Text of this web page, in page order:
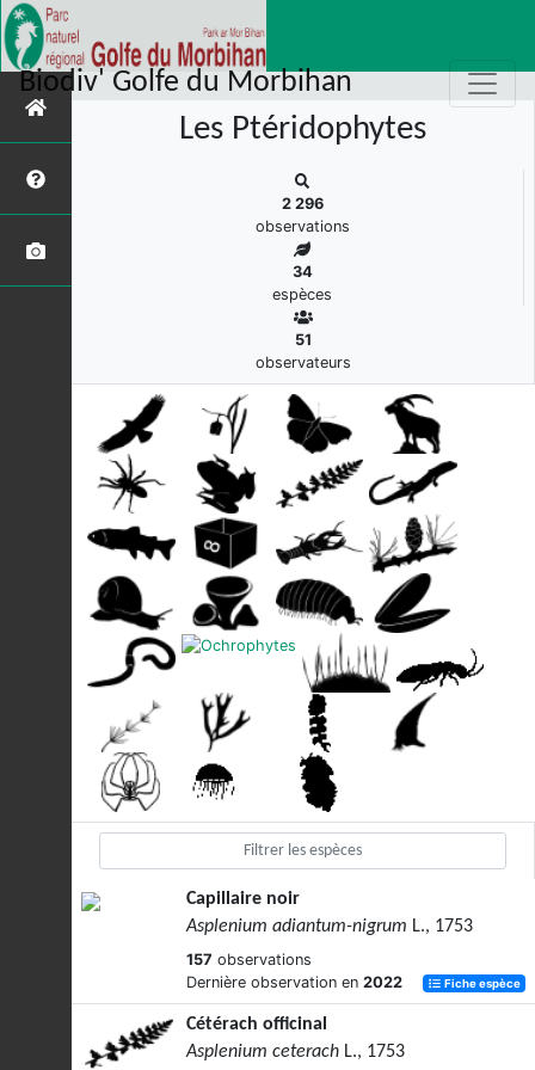
s
Biodiv' Golfe du Morbihan
Les Ptéridophytes
2 296
observations
34
espèces
51
observateurs
Capillaire noir
Asplenium adiantum-nigrum L., 1753
157 observations
Dernière observation en 2022 Fiche espèce
Cétérach officinal
Asplenium ceterach L., 1753